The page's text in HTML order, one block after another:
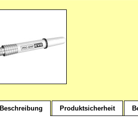
Beschreibung Produktsicherheit